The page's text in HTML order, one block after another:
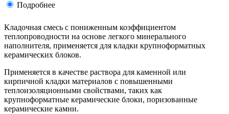
Подробнее
Кладочная смесь с пониженным коэффициентом
теплопроводности на основе легкого минерального
наполнителя, применяется для кладки крупноформатных
керамических блоков.
Применяется в качестве раствора для каменной или
кирпичной кладки материалов с повышенными
теплоизоляционными свойствами, таких как
крупноформатные керамические блоки, поризованные
керамические камни.